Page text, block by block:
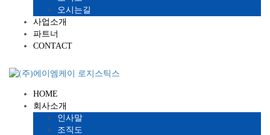
오시는길
사업소개
파트너
CONTACT
HOME
회사소개
인사말
조직도